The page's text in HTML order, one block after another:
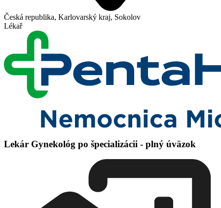
Česká republika, Karlovarský kraj, Sokolov
Lékař
Lekár Gynekológ po špecializácii - plný úväzok